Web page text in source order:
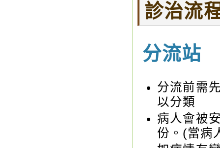
診治流
分流站
分流前需
以分類
病人會被
份。(當病